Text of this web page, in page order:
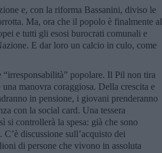
e, con la riforma Bassanini, diviso le
Ma, ora che il popolo è finalmente al
e tutti gli esosi burocrati comunali e
E dar loro un calcio in culo, come
popolare. Il Pil non tira
manovra coraggiosa. Della crescita e
in pensione, i giovani prenderanno
con la social card. Una tessera
si controllerà la spesa: già che sono
discussione sull’acquisto dei
di persone che vivono in assoluta